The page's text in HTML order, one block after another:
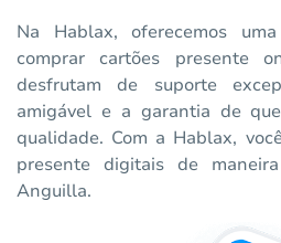
Na Hablax, oferecemos
comprar cartões presente
desfrutam de suporte
amigável e a garantia de
qualidade. Com a Hablax,
presente digitais de
Anguilla.